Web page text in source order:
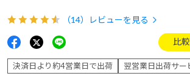
（14） レビューを見る
比
決済日より約4営業日で出荷 翌営業日出荷サー